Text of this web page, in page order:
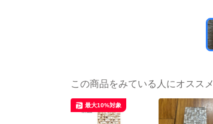
この商品をみている人にオススメ
最大10%対象